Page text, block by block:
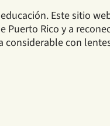
Este sitio
Puerto Rico y a
considerable con